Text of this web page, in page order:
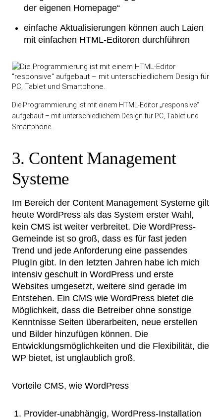
der eigenen Homepage“
einfache Aktualisierungen können auch Laien
mit einfachen HTML-Editoren durchführen
Die Programmierung ist mit einem HTML-Editor „responsive“
aufgebaut – mit unterschiedlichem Design für PC, Tablet und
Smartphone.
3. Content Management
Systeme
Im Bereich der Content Management Systeme gilt
heute WordPress als das System erster Wahl,
kein CMS ist weiter verbreitet. Die WordPress-
Gemeinde ist so groß, dass es für fast jeden
Trend und jede Anforderung eine passendes
PlugIn gibt. In den letzten Jahren habe ich mich
intensiv geschult in WordPress und erste
Websites umgesetzt, weitere sind gerade im
Entstehen. Ein CMS wie WordPress bietet die
Möglichkeit, dass die Betreiber ohne sonstige
Kenntnisse Seiten überarbeiten, neue erstellen
und Bilder hinzufügen können. Die
Entwicklungsmöglichkeiten und die Flexibilität, die
WP bietet, ist unglaublich groß.
Vorteile CMS, wie WordPress
Provider-unabhängig, WordPress-Installation